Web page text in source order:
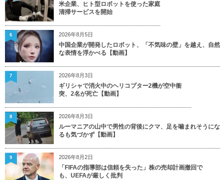
米企業、ヒト型ロボットを使った家庭
清掃サービスを開始
2026年8月5日
中国企業が開発したロボット、「不気味の壁」を越え、自然
な表情を浮かべる【動画】
6
2026年8月3日
ギリシャで消火中のヘリコプター2機が空中衝
突、2名が死亡【動画】
7
2026年8月3日
ルーマニアの山中で男性の背後にクマ、足を噛まれそうにな
るも気づかず【動画】
8
2026年8月2日
「FIFAの指導部は信頼を失った」株の売却計画撤回で
も、UEFAが厳しく批判
9